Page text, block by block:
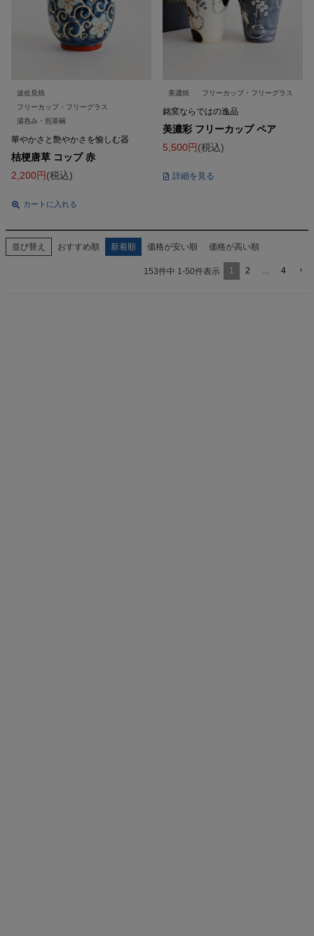
波佐見焼
フリーカップ・フリーグラス
湯呑み・煎茶碗
華やかさと艶やかさを愉しむ器
桔梗唐草 コップ 赤
2,200
税込
カートに入れる
美濃焼 フリーカップ・フリーグラス
銘窯ならではの逸品
美濃彩 フリーカップ ペア
5,500
税込
詳細を見る
並び替え おすすめ順 新着順 価格が安い順 価格が高い順
153件中 1 -50件表示 1 2 … 4